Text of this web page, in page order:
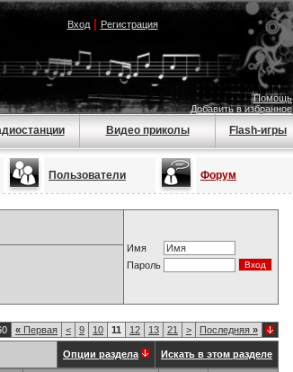
Вход| Регистрация
Помощь
Добавить в избранное
Видео приколы Flash-игры
Пользователи Форум
Имя
Пароль
« Первая < 9 10 11 12 13 21 > Последняя »
Опции раздела Искать в этом разделе